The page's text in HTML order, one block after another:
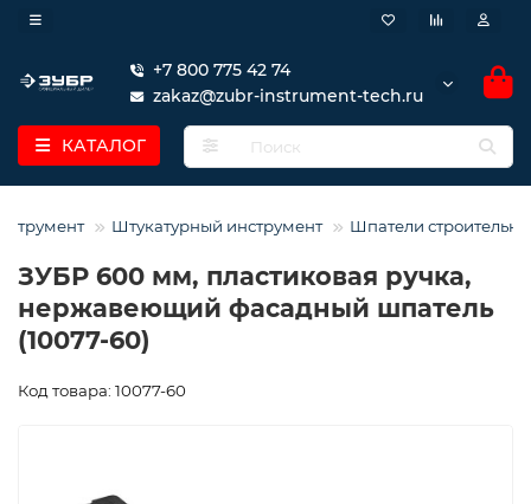
+7 800 775 42 74
zakaz@zubr-instrument-tech.ru
КАТАЛОГ
Штукатурный инструмент Шпатели
ЗУБР 600 мм, пластиковая ручка,
нержавеющий фасадный шпатель
(10077-60)
Код товара: 10077-60